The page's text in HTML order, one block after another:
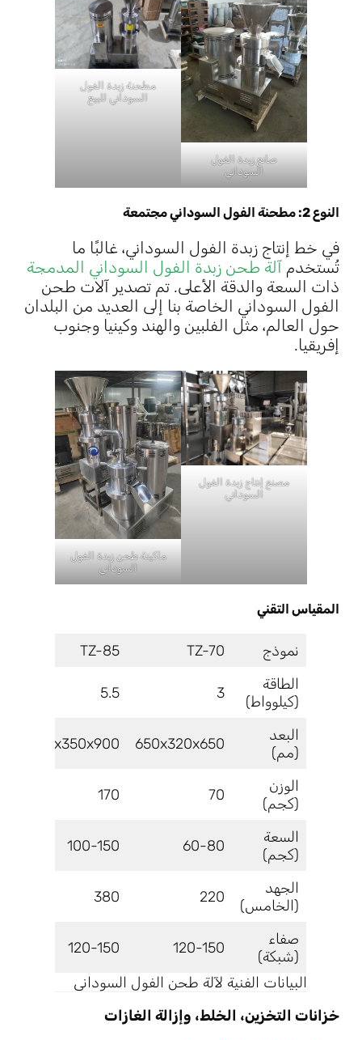
صانع زبدة الفول
السوداني
مطحنة زبدة الفول
السوداني للبيع
النوع 2: مطحنة الفول السوداني مجتمعة
في خط إنتاج زبدة الفول السوداني، غالبًا ما
تُستخدم آلة طحن زبدة الفول السوداني المدمجة
ذات السعة والدقة الأعلى. تم تصدير آلات طحن
الفول السوداني الخاصة بنا إلى العديد من البلدان
حول العالم، مثل الفلبين والهند وكينيا وجنوب
إفريقيا.
مصنع إنتاج زبدة الفول
السوداني
ماكينة طحن زبدة الفول
السوداني
المقياس التقني
نموذج TZ-70
TZ-85
الطاقة
(كيلوواط)
3
5.5
البعد
(مم)
650x320x650
900x350x900
الوزن
(كجم)
70
170
السعة
(كجم)
60-80
100-150
الجهد
(الخامس)
220
380
صفاء
(شبكة)
120-150
120-150
البيانات الفنية لآلة طحن الفول السوداني
خزانات التخزين، الخلط، وإزالة الغازات